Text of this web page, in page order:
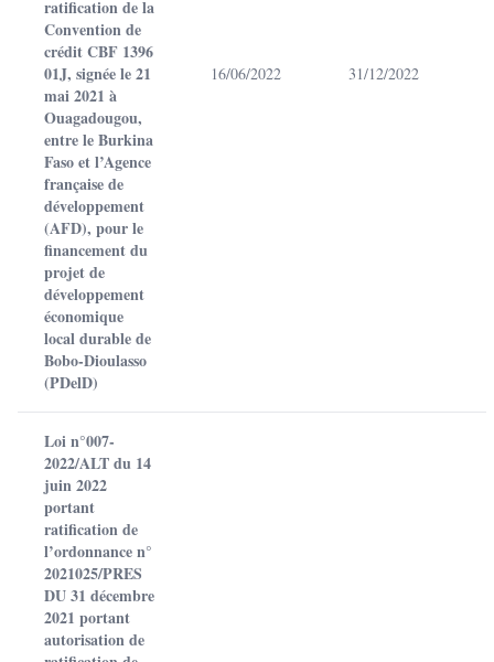
ratification de la
Convention de
crédit CBF 1396
01J, signée le 21
mai 2021 à
Ouagadougou,
entre le Burkina
Faso et l’Agence
française de
développement
(AFD), pour le
financement du
projet de
développement
économique
local durable de
Bobo-Dioulasso
(PDelD)
16/06/2022 31/12/2022
Loi n°007-
2022/ALT du 14
juin 2022
portant
ratification de
l’ordonnance n°
2021025/PRES
DU 31 décembre
2021 portant
autorisation de